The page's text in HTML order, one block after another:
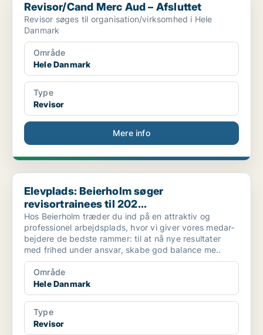
Revisor/Cand Merc Aud – Afsluttet
Revisor søges til organisation/virksomhed i Hele
Danmark
Område
Hele Danmark
Type
Revisor
Mere info
Elevplads: Beierholm søger revisortrainees til 202...
Elevplads: Beierholm søger
revisortrainees til 202...
Hos Beierholm træder du ind på en attraktiv og
professionel arbejdsplads, hvor vi giver vores medar­
bejdere de bedste rammer: til at nå nye re­sultater
med frihed under ansvar, skabe god balance me..
Område
Hele Danmark
Type
Revisor